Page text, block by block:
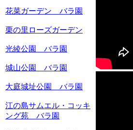
花菜ガーデン バラ園
栗の里ローズガーデン
光綾公園 バラ園
城山公園 バラ園
大庭城址公園 バラ園
江の島サムエル・コッキ
ング苑 バラ園